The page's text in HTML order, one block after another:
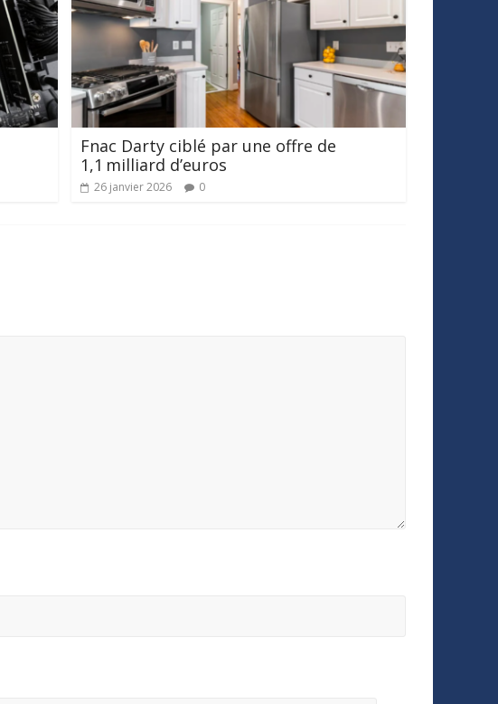
Fnac Darty ciblé par une offre de
1,1 milliard d’euros
26 janvier 2026 0